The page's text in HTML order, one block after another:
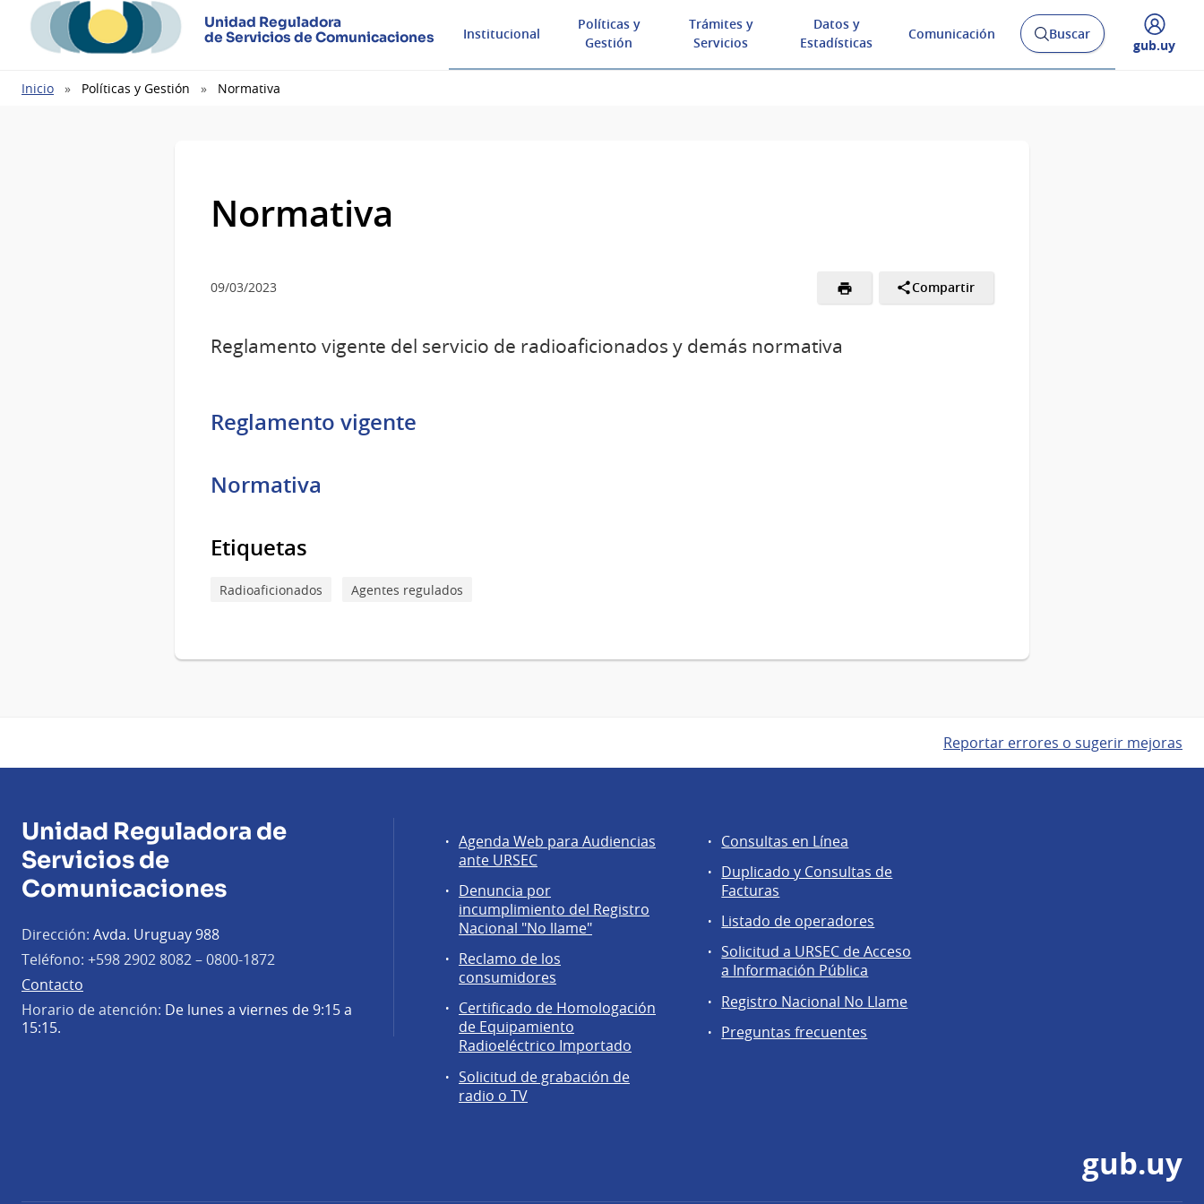
Unidad Reguladora
de Servicios de Comunicaciones
Institucional
Políticas y
Gestión
Trámites y
Servicios
Datos y
Estadísticas
Comunicación
AbrirBuscar
Desplegar
gub.uy
Ruta
Inicio Políticas y Gestión Normativa
Normativa
09/03/2023 Compartir
Reglamento vigente del servicio de radioaficionados y demás normativa
Reglamento vigente
Normativa
Etiquetas
Radioaficionados Agentes regulados
Reportar errores o sugerir mejoras
Unidad Reguladora de
Servicios de
Comunicaciones
Dirección: Avda. Uruguay 988
Teléfono: +598 2902 8082 – 0800-1872
Contacto
Horario de atención: De lunes a viernes de 9:15 a
15:15.
Servicios
comunidad
Agenda Web para Audiencias
ante URSEC
Denuncia por
incumplimiento del Registro
Nacional "No llame"
Reclamo de los
consumidores
Certificado de Homologación
de Equipamiento
Radioeléctrico Importado
Solicitud de grabación de
radio o TV
Agentes
regulados
Consultas en Línea
Duplicado y Consultas de
Facturas
Listado de operadores
Solicitud a URSEC de Acceso
a Información Pública
Registro Nacional No Llame
Preguntas frecuentes
gub.uy